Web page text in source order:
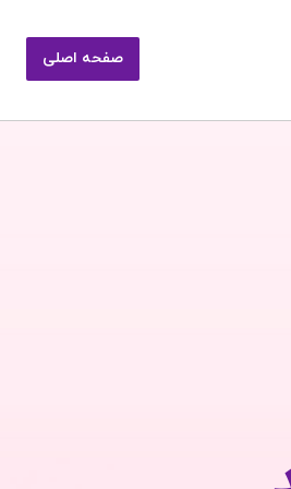
صفحه اصلی